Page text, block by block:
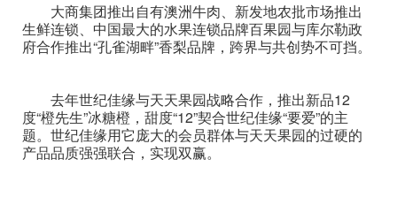
大商集团推出自有澳洲牛肉、新发地农批市场推出
生鲜连锁、中国最大的水果连锁品牌百果园与库尔勒政
府合作推出“孔雀湖畔”香梨品牌，跨界与共创势不可挡。
去年世纪佳缘与天天果园战略合作，推出新品12
度“橙先生”冰糖橙，甜度“12”契合世纪佳缘“要爱”的主
题。世纪佳缘用它庞大的会员群体与天天果园的过硬的
产品品质强强联合，实现双赢。